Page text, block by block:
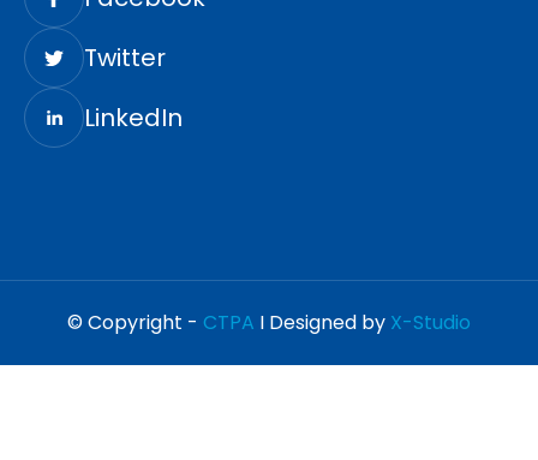
Twitter
LinkedIn
© Copyright - CTPA I Designed by X-Studio